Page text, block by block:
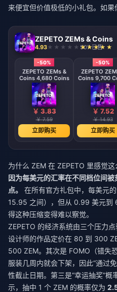
来便宜但价值极低的小礼包。如果
ZEPETO ZEMs & Coins
4.93 507 已售
-50%
ZEPETO ZEMs &
Coins 4,680 Coins
￥ 3.83
￥ 7.59
立即购买
-50%
ZEPETO
Coins 9,700
￥ 7.52
￥ 14.93
立即购买
为什么 ZEM 在 ZEPETO 里感觉这
因为每美元的汇率在不同档位间
点。
在所有官方礼包中，每美元
15.95 之间），但从 0.99 美元到
得这种压缩变得难以察觉。
ZEPETO 的经济系统由三个压力
设计师的作品定价在 80 到 300
500 ZEM。其次是 FOMO（错
服装几周内就会下架，因此“通过
性截止日期。第三是“幸运抽奖”概
示，抽中 1 个 ZEM 的概率仅为